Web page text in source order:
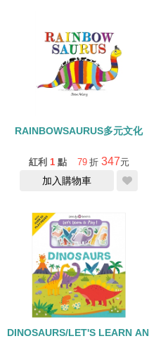
RAINBOWSAURUS多元文化
紅利 1 點 79 折 347元
加入購物車
DINOSAURS/LET'S LEARN